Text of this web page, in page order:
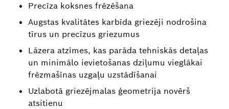
Precīza koksnes frēzēšana
Augstas kvalitātes karbīda griezēji nodrošina
tīrus un precīzus griezumus
Lāzera atzīmes, kas parāda tehniskās detaļas
un minimālo ievietošanas dziļumu vieglākai
frēzmašīnas uzgaļu uzstādīšanai
Uzlabotā griezējmalas ģeometrija novērš
atsitienu